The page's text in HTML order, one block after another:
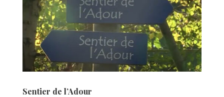
Sentier de l’Adour